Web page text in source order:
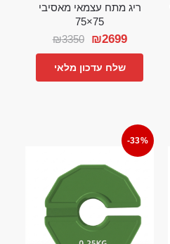
ריג מתח עצמאי מאסיבי
75×75
₪3350 ₪2699
שלח עדכון מלאי
-33%